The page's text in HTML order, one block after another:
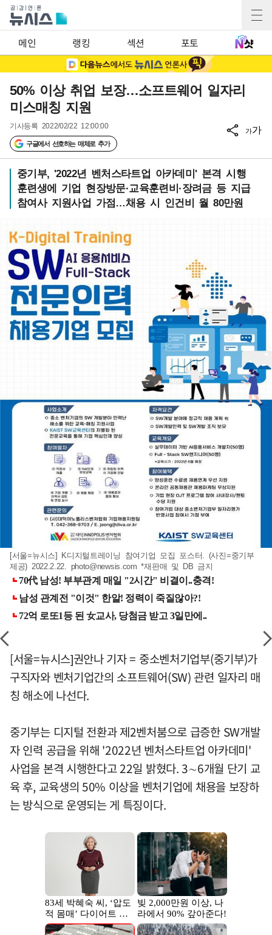
메인 랭킹 섹션 포토
50% 이상 취업 보장…소프트웨어 일자리
미스매칭 지원
기사등록 2022/02/22 12:00:00
구글에서 선호하는 매체로 추가
가가
중기부, '2022년 벤처스타트업 아카데미' 본격 시행
훈련생에 기업 현장방문·교육훈련비·장려금 등 지급
참여사 지원사업 가점…채용 시 인건비 월 80만원
[서울=뉴시스] K디지털트레이닝 참여기업 모집 포스터. (사진=중기부
제공) 2022.2.22. photo@newsis.com *재판매 및 DB 금지
[서울=뉴시스]권안나 기자 = 중소벤처기업부(중기부)가
구직자와 벤처기업간의 소프트웨어(SW) 관련 일자리 매
칭 해소에 나선다.
중기부는 디지털 전환과 제2벤처붐으로 급증한 SW개발
자 인력 공급을 위해 '2022년 벤처스타트업 아카데미'
사업을 본격 시행한다고 22일 밝혔다. 3∼6개월 단기 교
육 후, 교육생의 50% 이상을 벤처기업에 채용을 보장하
는 방식으로 운영되는 게 특징이다.